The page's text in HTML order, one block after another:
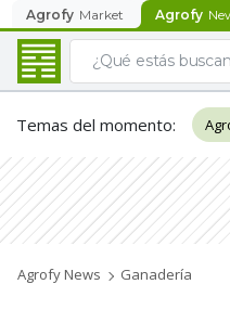
Agrofy Market Agrofy
Temas del momento:
Agrofy News Ganadería